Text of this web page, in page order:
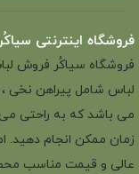
فروشگاه اینترنتی سیاکُر
لباس شامل پیراهن نخی
می باشد که به راحتی می
زمان ممکن انجام دهید.
عالی و قیمت مناسب